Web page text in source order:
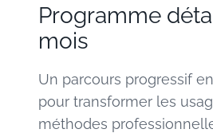
Programme
mois
Un parcours progressif
pour transformer les
méthodes